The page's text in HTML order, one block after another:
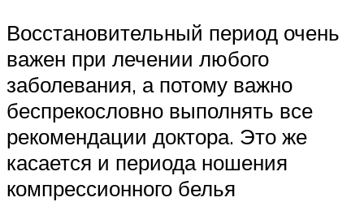
Восстановительный период очень
важен при лечении любого
заболевания, а потому важно
беспрекословно выполнять все
рекомендации доктора. Это же
касается и периода ношения
компрессионного белья